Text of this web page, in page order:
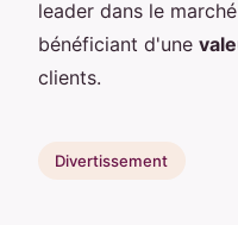
leader dans le
bénéficiant d'une
clients.
Divertissement